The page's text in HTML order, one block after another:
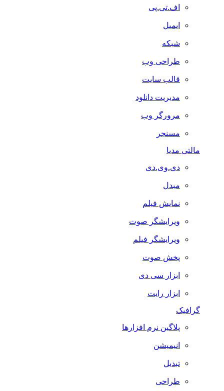
اف.تی.پی
ایمیل
شبکه
طراحی وب
قالب سایت
مدیریت دانلود
مرورگر وب
مسنجر
مالتی مدیا
دی.وی.دی
مبدل
نمایش فیلم
ویرایشگر صوت
ویرایشگر فیلم
پخش صوت
ابزار سی دی
ابزار رایت
گرافیک
پلاگین نرم افزارها
انیمیشن
تبدیل
طراحی